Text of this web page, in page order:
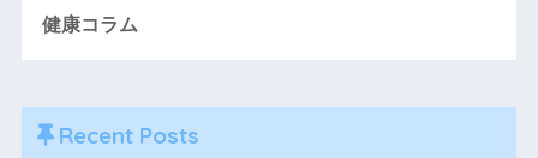
健康コラム
Recent Posts